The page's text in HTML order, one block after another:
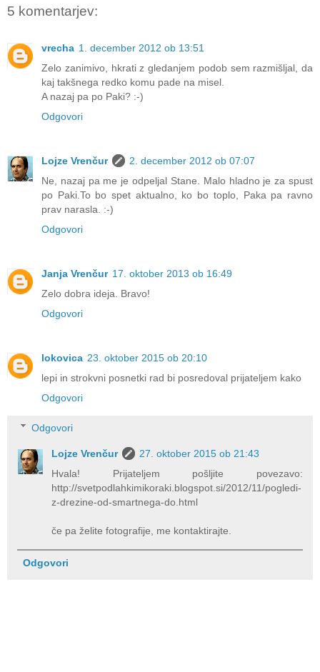
5 komentarjev:
vrecha 1. december 2012 ob 13:51
Zelo zanimivo, hkrati z gledanjem podob sem razmišljal, da
kaj takšnega redko komu pade na misel.
A nazaj pa po Paki? :-)
Odgovori
Lojze Vrenčur
2. december 2012 ob 07:07
Ne, nazaj pa me je odpeljal Stane. Malo hladno je za spust
po Paki.To bo spet aktualno, ko bo toplo, Paka pa ravno
prav narasla. :-)
Odgovori
Janja Vrenčur 17. oktober 2013 ob 16:49
Zelo dobra ideja. Bravo!
Odgovori
lokovica 23. oktober 2015 ob 20:10
lepi in strokvni posnetki rad bi posredoval prijateljem kako
Odgovori
Odgovori
Lojze Vrenčur
27. oktober 2015 ob 21:43
Hvala! Prijateljem pošljite povezavo:
http://svetpodlahkimikoraki.blogspot.si/2012/11/pogledi-
z-drezine-od-smartnega-do.html
če pa želite fotografije, me kontaktirajte.
Odgovori